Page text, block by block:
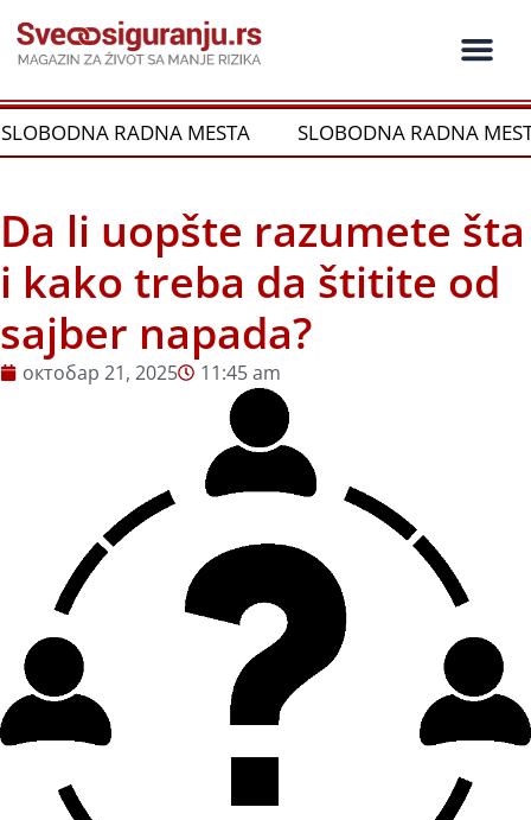
на
садржај
RADNA MESTA SLOBODNA RADNA MESTA
Da li uopšte razumete šta
i kako treba da štitite od
sajber napada?
октобар 21, 2025 11:45 am